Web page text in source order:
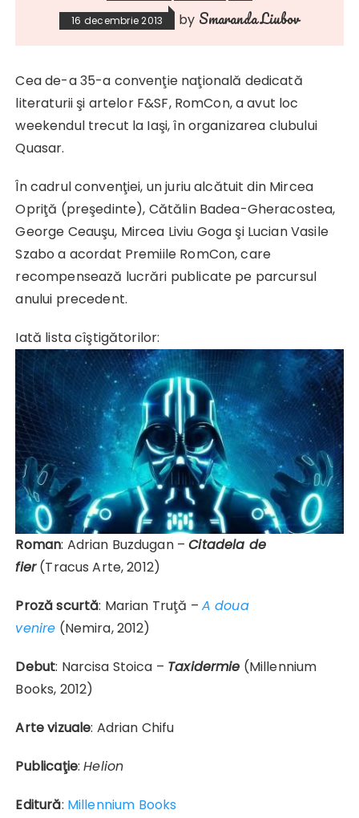
16 decembrie 2013 by Smaranda Liubov
Cea de-a 35-a convenţie naţională dedicată
literaturii şi artelor F&SF, RomCon, a avut loc
weekendul trecut la Iaşi, în organizarea clubului
Quasar.
În cadrul convenţiei, un juriu alcătuit din Mircea
Opriţă (preşedinte), Cătălin Badea-Gheracostea,
George Ceauşu, Mircea Liviu Goga şi Lucian Vasile
Szabo a acordat Premiile RomCon, care
recompensează lucrări publicate pe parcursul
anului precedent.
Iată lista cîştigătorilor:
Roman: Adrian Buzdugan –Citadela de
fier(Tracus Arte, 2012)
Proză scurtă: Marian Truţă – A doua
venire (Nemira, 2012)
Debut: Narcisa Stoica – Taxidermie (Millennium
Books, 2012)
Arte vizuale: Adrian Chifu
Publicaţie:Helion
Editură: Millennium Books